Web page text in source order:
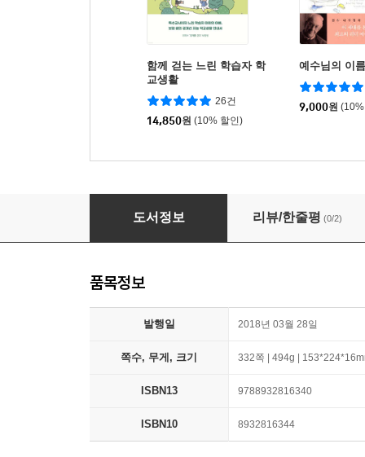
함께 걷는 느린 학습자 학
교생활
26건
14,850원 (10% 할인)
예수님의 이
9,000원
하나님 나라를 상상하라
도서정보 리뷰/한줄평 (0/2)
품목정보
발행일 2018년 03월 28일
쪽수, 무게, 크기 332쪽 | 494g |
ISBN13 9788932816340
ISBN10 8932816344